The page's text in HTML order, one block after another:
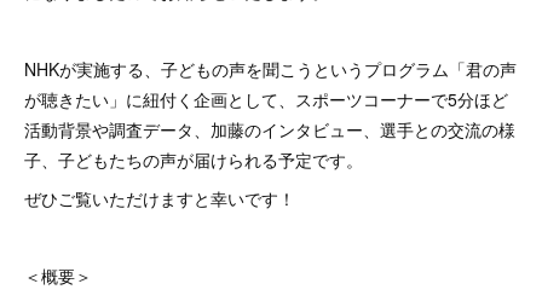
NHKが実施する、子どもの声を聞こうというプログラム「君の声
が聴きたい」に紐付く企画として、スポーツコーナーで5分ほど
活動背景や調査データ、加藤のインタビュー、選手との交流の様
子、子どもたちの声が届けられる予定です。
ぜひご覧いただけますと幸いです！
＜概要＞